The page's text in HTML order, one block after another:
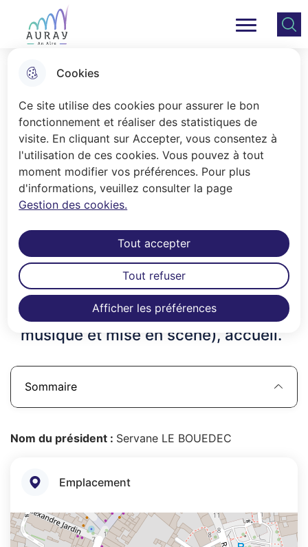
Cookies
Ce site utilise des cookies pour assurer le bon
fonctionnement et réaliser des statistiques de
visite. En cliquant sur Accepter, vous consentez à
l'utilisation de ces cookies. Vous pouvez à tout
moment modifier vos préférences. Pour plus
d'informations, veuillez consulter la page
Gestion des cookies.
Afficher les préférences
Tout accepter
Tout refuser
Aller
au
menu
Consulter
le plan
Ville Auray Menu principal
CULTURE / JUMELAGES
Accueil
Création d’un spectacle vivant de
Cœur avec une troupe composée
de chanteurs, musiciens, équipe
déco, billetterie, sécurité, costumes,
communication, buvette,
encadrants techniques (chant,
musique et mise en scène), accueil.
Sommaire
Nom du président : Servane LE BOUEDEC
Emplacement
+